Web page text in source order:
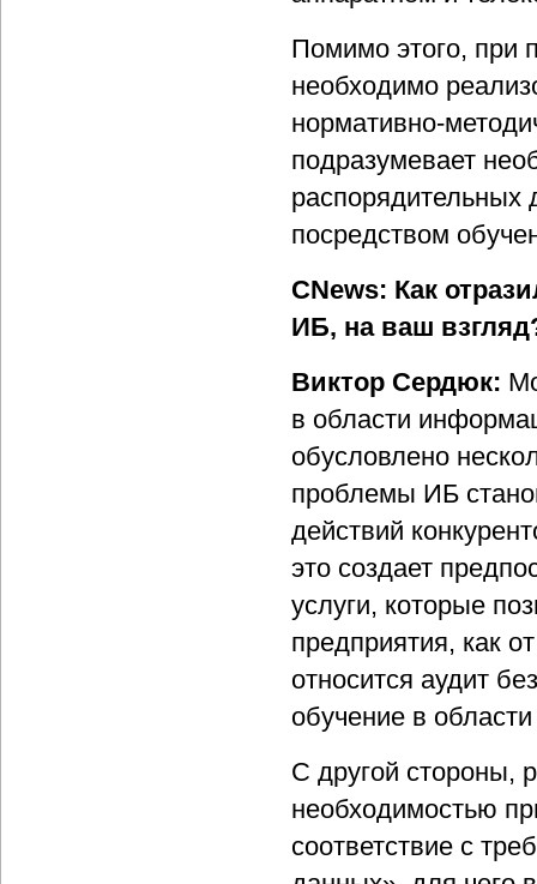
Помимо этого, при
необходимо
нормативно-
подразумевает
распорядительных
посредством
CNews: Как
ИБ, на ваш
Виктор Сердюк:
в области
обусловлено
проблемы ИБ
действий
это создает
услуги, которые
предприятия, как
относится аудит
обучение в
С другой стороны,
необходимостью
соответствие с